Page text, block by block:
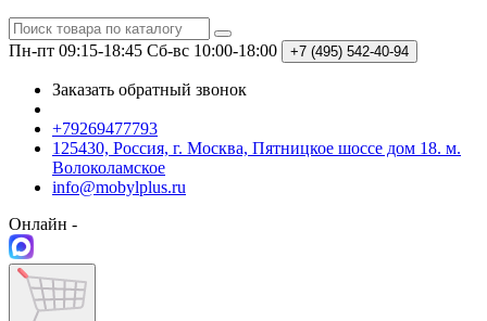
Пн-пт 09:15-18:45 Сб-вс 10:00-18:00 +7 (495) 542-40-94
Заказать обратный звонок
+79269477793
125430, Россия, г. Москва, Пятницкое шоссе дом 18. м.
Волоколамское
info@mobylplus.ru
Онлайн -